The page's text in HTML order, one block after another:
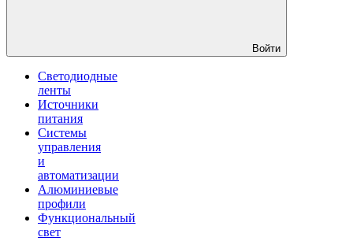
Войти
Светодиодные
ленты
Источники
питания
Системы
управления
и
автоматизации
Алюминиевые
профили
Функциональный
свет